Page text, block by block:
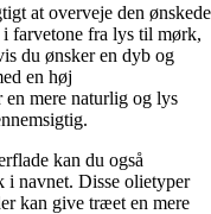
at overveje den ønskede
farvetone fra lys til mørk,
du ønsker en dyb og
en høj
mere naturlig og lys
kan du også
i navnet. Disse olietyper
kan give træet en mere